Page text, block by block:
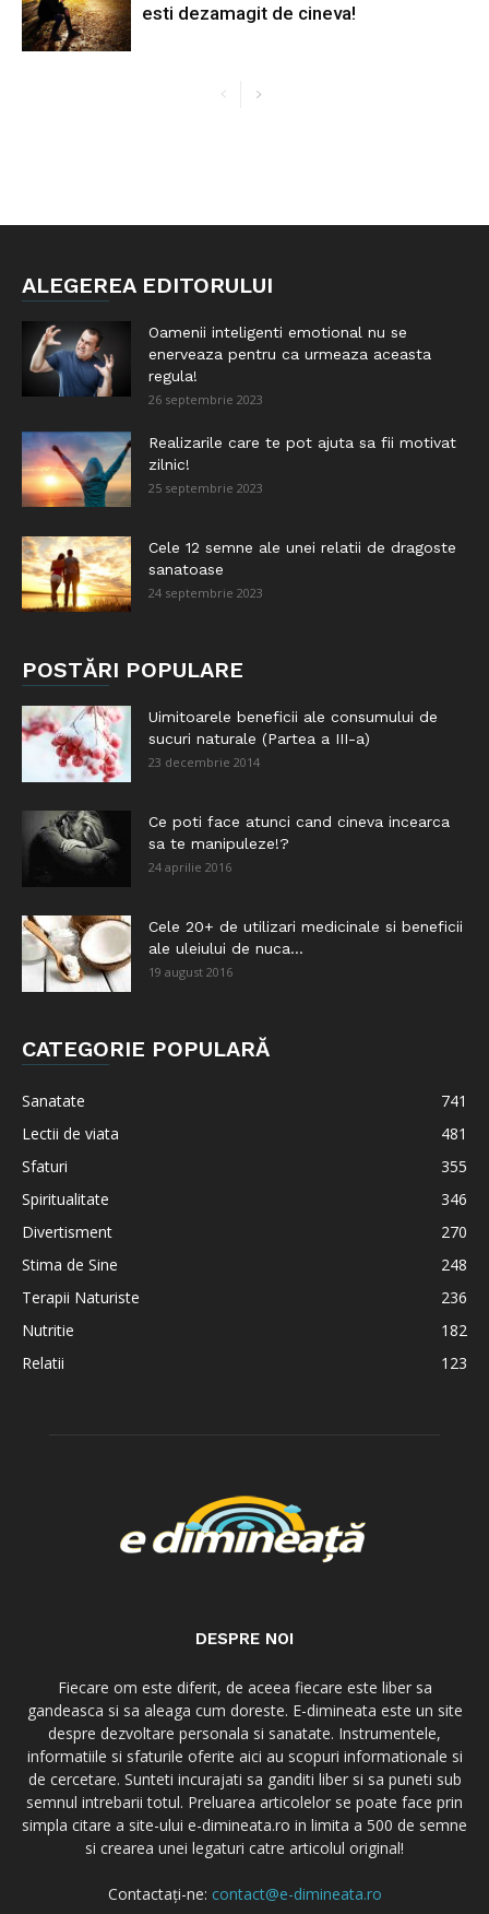
esti dezamagit de cineva!
ALEGEREA EDITORULUI
Oamenii inteligenti emotional nu se
enerveaza pentru ca urmeaza aceasta
regula!
26 septembrie 2023
Realizarile care te pot ajuta sa fii motivat
zilnic!
25 septembrie 2023
Cele 12 semne ale unei relatii de dragoste
sanatoase
24 septembrie 2023
POSTĂRI POPULARE
Uimitoarele beneficii ale consumului de
sucuri naturale (Partea a III-a)
23 decembrie 2014
Ce poti face atunci cand cineva incearca
sa te manipuleze!?
24 aprilie 2016
Cele 20+ de utilizari medicinale si beneficii
ale uleiului de nuca...
19 august 2016
CATEGORIE POPULARĂ
Sanatate
741
Lectii de viata
481
Sfaturi
355
Spiritualitate
346
Divertisment
270
Stima de Sine
248
Terapii Naturiste
236
Nutritie
182
Relatii
123
DESPRE NOI
Fiecare om este diferit, de aceea fiecare este liber sa
gandeasca si sa aleaga cum doreste. E-dimineata este un site
despre dezvoltare personala si sanatate. Instrumentele,
informatiile si sfaturile oferite aici au scopuri informationale si
de cercetare. Sunteti incurajati sa ganditi liber si sa puneti sub
semnul intrebarii totul. Preluarea articolelor se poate face prin
simpla citare a site-ului e-dimineata.ro in limita a 500 de semne
si crearea unei legaturi catre articolul original!
Contactați-ne: contact@e-dimineata.ro